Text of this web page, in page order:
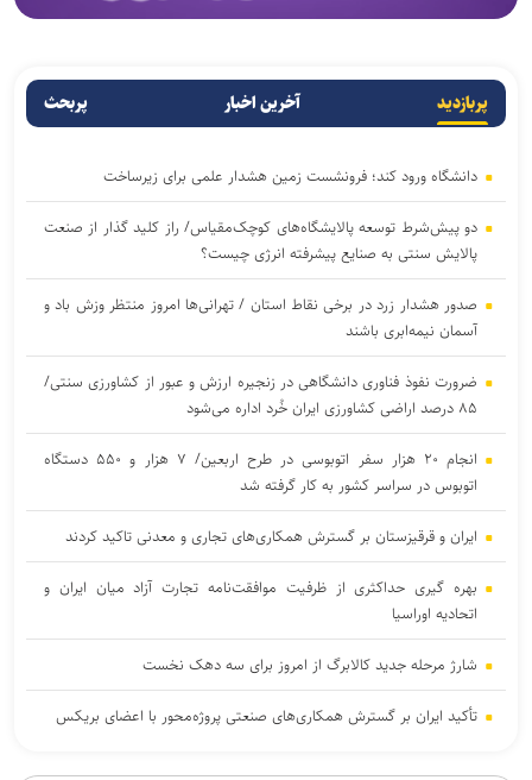
پربازدید آخرین اخبار پربحث
دانشگاه ورود کند؛ فرونشست زمین هشدار علمی برای زیرساخت
دو پیش‌شرط توسعه پالایشگاه‌های کوچک‌مقیاس/ راز کلید گذار از صنعت
پالایش سنتی به صنایع پیشرفته انرژی چیست؟
صدور هشدار زرد در برخی نقاط استان / تهرانی‌ها امروز منتظر وزش باد و
آسمان نیمه‌ابری باشند
ضرورت نفوذ فناوری دانشگاهی در زنجیره ارزش و عبور از کشاورزی سنتی/
۸۵ درصد اراضی کشاورزی ایران خُرد اداره می‌شود
انجام ۲۰ هزار سفر اتوبوسی در طرح اربعین/ ۷ هزار و ۵۵۰ دستگاه
اتوبوس در سراسر کشور به کار گرفته شد
ایران و قرقیزستان بر گسترش همکاری‌های تجاری و معدنی تاکید کردند
بهره گیری حداکثری از ظرفیت موافقت‌نامه تجارت آزاد میان ایران و
اتحادیه اوراسیا
شارژ مرحله جدید کالابرگ از امروز برای سه دهک نخست
تأکید ایران بر گسترش همکاری‌های صنعتی پروژه‌محور با اعضای بریکس